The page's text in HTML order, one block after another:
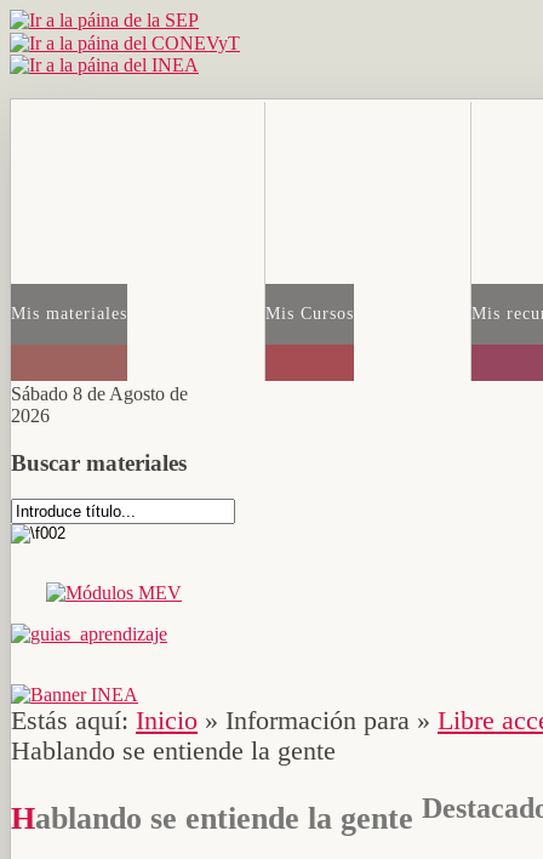
Mis materiales Mis Cursos Mis
Sábado 8 de Agosto de
2026
Buscar materiales
Estás aquí: Inicio » Información para » Libre
Hablando se entiende la gente
Hablando se entiende la gente